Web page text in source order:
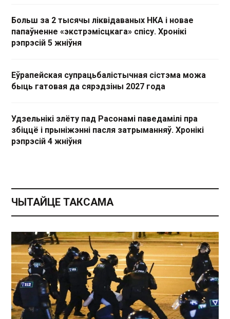
Больш за 2 тысячы ліквідаваных НКА і новае
папаўненне «экстрэмісцкага» спісу. Хронікі
рэпрэсій 5 жніўня
Еўрапейская супрацьбалістычная сістэма можа
быць гатовая да сярэдзіны 2027 года
Удзельнікі злёту пад Расонамі паведамілі пра
збіццё і прыніжэнні пасля затрыманняў. Хронікі
рэпрэсій 4 жніўня
ЧЫТАЙЦЕ ТАКСАМА